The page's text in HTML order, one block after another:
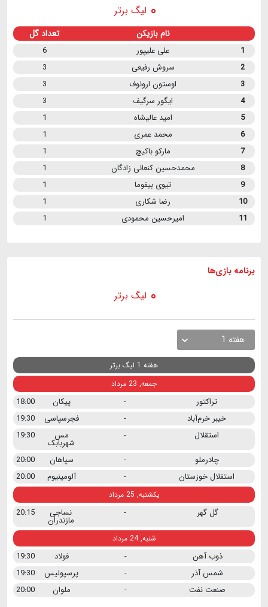
لیگ برتر
نام بازیکن تعداد گل
1 علی علیپور
6
2
سروش رفیعی
3
3
اوستون ارونوف
3
4
ایگور سرگیف
3
5
امید عالیشاه
1
6
محمد عمری
1
7
مارکو باکیچ
1
8
محمدحسین کنعانی زادگان
1
9
تیوی بیفوما
1
10
رضا شکاری
1
11
امیرحسین محمودی 1
برنامه بازی ها
لیگ برتر
هفته 1
هفته 1 لیگ برتر
جمعه, 23 مرداد
تراکتور - پیکان
18:00
خیبر خرم‌آباد
- فجرسپاسی
19:30
استقلال
- مس
شهربابک
19:30
چادرملو
- سپاهان
20:00
استقلال خوزستان
- آلومینیوم 20:00
یکشنبه, 25 مرداد
گل گهر - نساجی
مازندران
20:15
شنبه, 24 مرداد
ذوب آهن - فولاد
19:30
شمس آذر
- پرسپولیس
19:30
صنعت نفت
- ملوان 20:00